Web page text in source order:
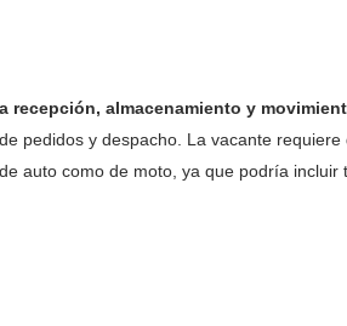
recepción, almacenamiento y
pedidos y despacho. La vacante
auto como de moto, ya que podría